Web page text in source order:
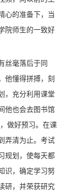
心的准备下，当
院师生的一致好
丝毫落后于同
他懂得拼搏，刻
，充分利用课堂
他也会去图书馆
做好预习。在课
弄清为止。考试
规划，使每天都
识，确定学习努
研，并荣获研究